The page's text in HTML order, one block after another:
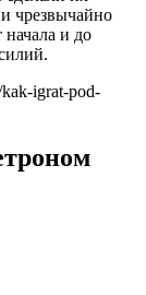
чрезвычайно
и до
igrat-pod-